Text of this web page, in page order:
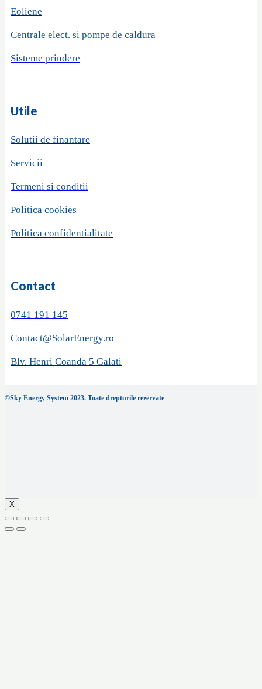
Eoliene
Centrale elect. si pompe de caldura
Sisteme prindere
Utile
Solutii de finantare
Servicii
Termeni si conditii
Politica cookies
Politica confidentialitate
Contact
0741 191 145
Contact@SolarEnergy.ro
Blv. Henri Coanda 5 Galati
©Sky Energy System 2023. Toate drepturile rezervate
X